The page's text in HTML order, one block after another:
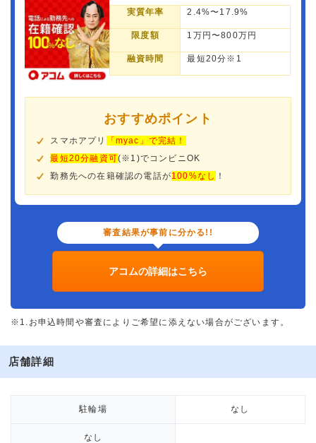
実質年率 2.4%〜17.9%
限度額 1万円〜800万円
融資時間 最短20分※1
おすすめポイント
スマホアプリ
「myac」で完結！
最短20分融資可(※1)でコンビニOK
勤務先への在籍確認の電話が100%なし ！
審査結果が事前に分かる!!
アコムの詳細はこちら
※1.お申込時間や審査によりご希望に添えない場合がございます。
店舗詳細
駐輪場 なし
なし